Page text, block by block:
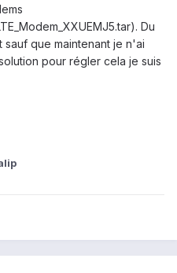
Du
que maintenant je n'ai
pour régler cela je suis